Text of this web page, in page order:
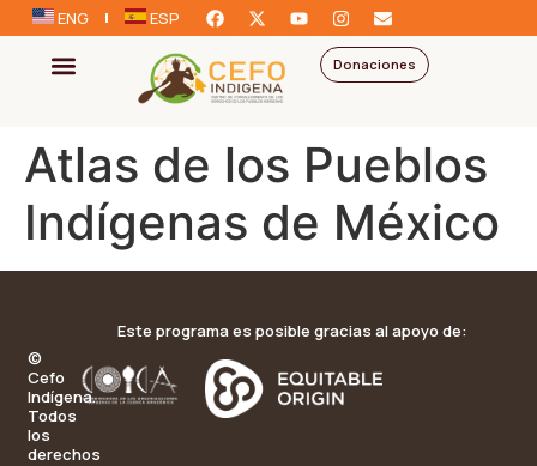
ENG ESP
Donaciones
Atlas de los Pueblos
Indígenas de México
©
Cefo
Indígena.
Todos
los
derechos
Este programa es posible gracias al apoyo de: